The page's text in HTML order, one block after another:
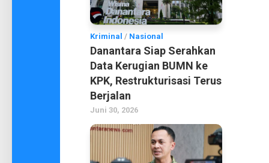
Kriminal / Nasional
Danantara Siap Serahkan
Data Kerugian BUMN ke
KPK, Restrukturisasi Terus
Berjalan
Juni 30, 2026